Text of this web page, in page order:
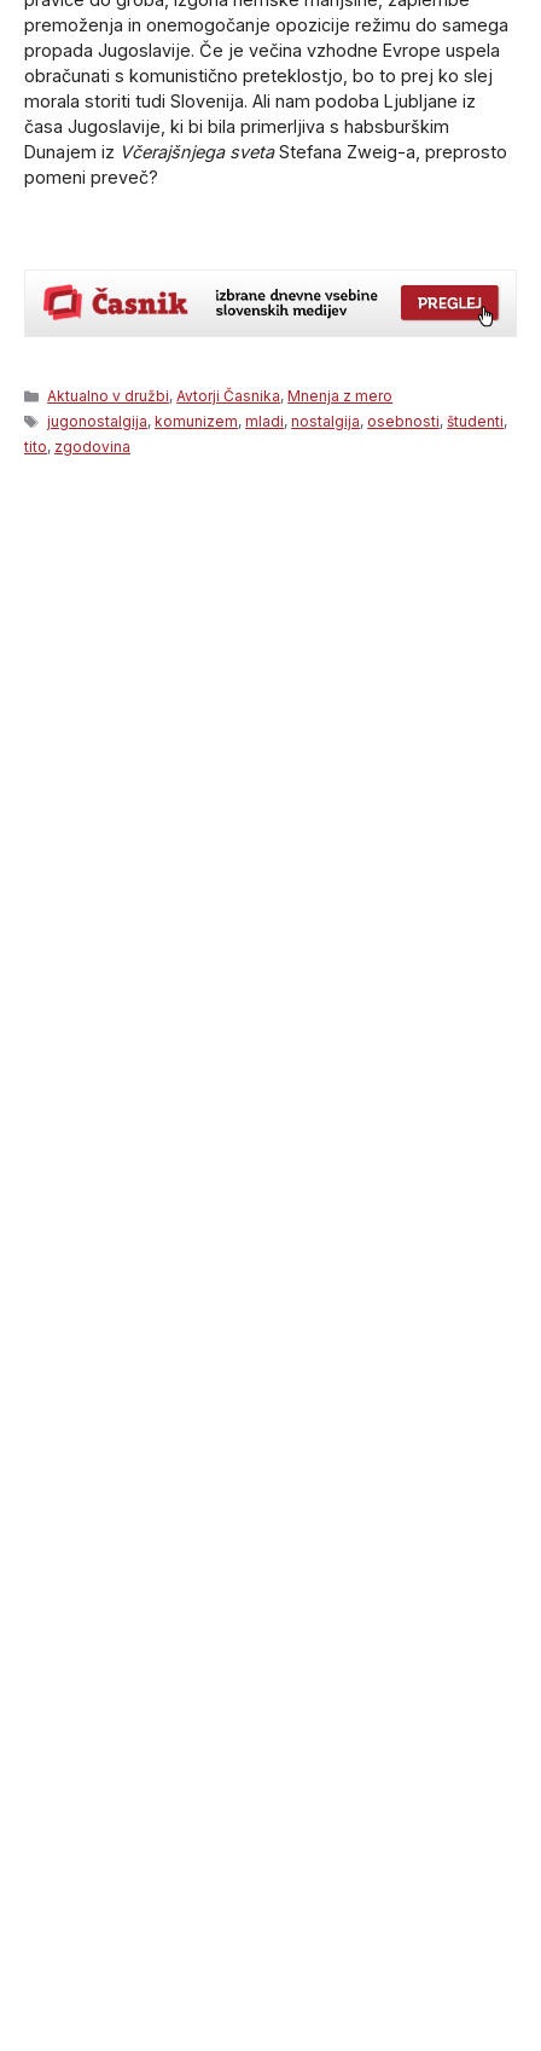
premoženja in onemogočanje opozicije režimu do samega
propada Jugoslavije. Če je večina vzhodne Evrope uspela
obračunati s komunistično preteklostjo, bo to prej ko slej
morala storiti tudi Slovenija. Ali nam podoba Ljubljane iz
časa Jugoslavije, ki bi bila primerljiva s habsburškim
Dunajem iz Včerajšnjega svetaStefana Zweig-a, preprosto
pomeni preveč?
Categories
Aktualno v družbi,Avtorji Časnika,Mnenja z mero
Tags
jugonostalgija,komunizem,mladi,nostalgija, osebnosti,študenti,
tito, zgodovina